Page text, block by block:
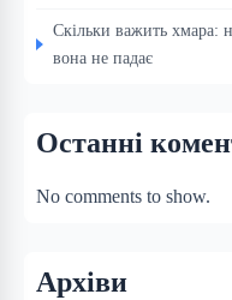
Скільки важить хмара:
вона не падає
Останні
No comments to show.
Архіви